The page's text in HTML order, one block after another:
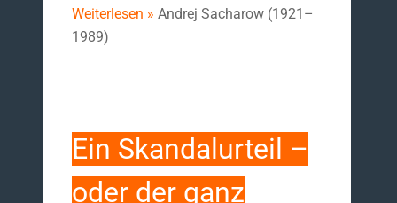
Weiterlesen » Andrej Sacharow (1921–
1989)
Ein Skandalurteil –
oder der ganz